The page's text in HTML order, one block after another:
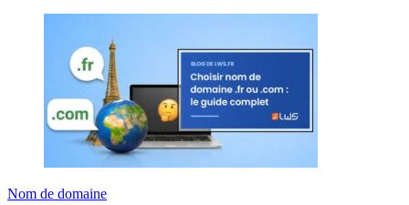
Nom de domaine